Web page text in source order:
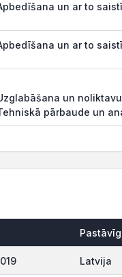
un ar to
un ar to
un
pārbaude un
Latvija